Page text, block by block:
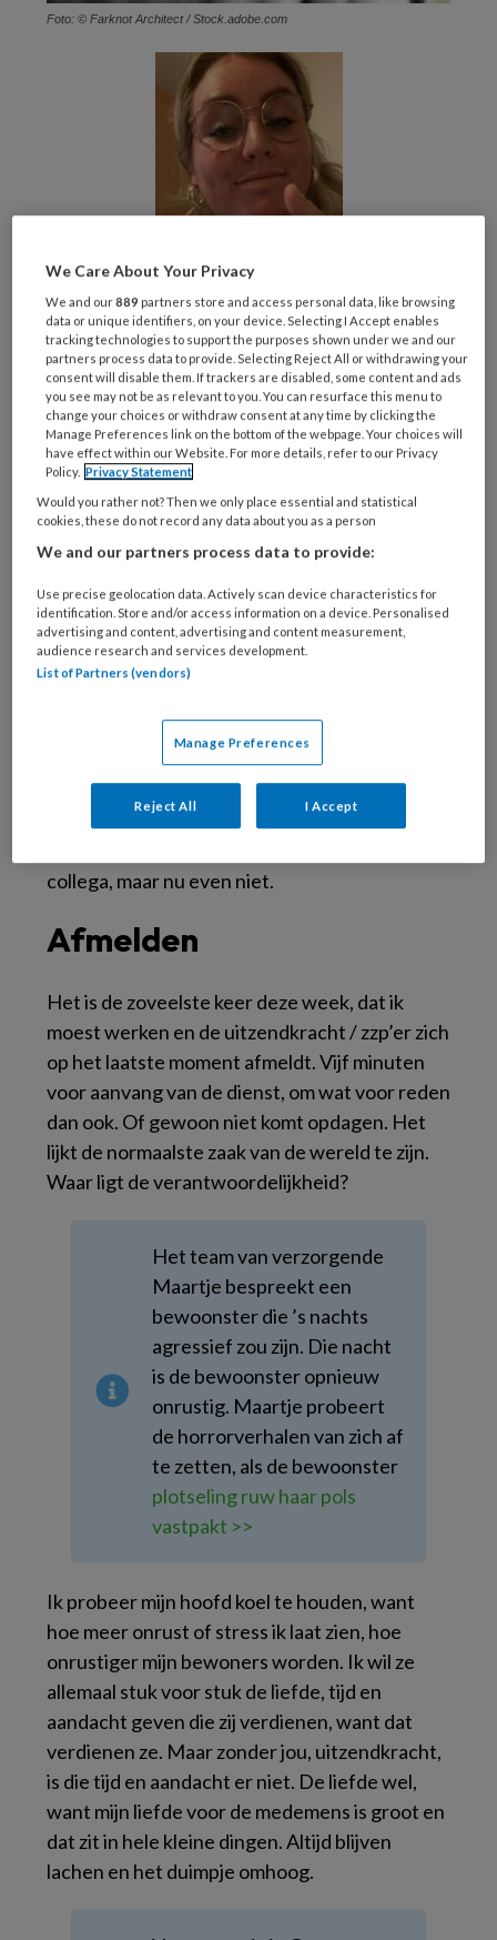
Foto: © Farknot Architect / Stock.adobe.com
Ik lig wakker in mijn bed. Slapen lukt niet. Ik heb
een werkweek gedraaid van 43 uur. Je leest
het goed. 43 uur. Laten we het maar niet
hebben over de uren in de weken hiervoor. Dat
eigen keuze hoor, niemand die mij hiertoe
dwingt.
Druk in het hoofd
Normaal werk ik max 30 uur per week. Dat zijn
niet. Waarom? Ik ben druk in mijn hoofd. Ik kan
mijn werk even niet uitschakelen. Normaal heb
ik daar geen moeite mee, ik sluit mijn dienst af
collega, maar nu even niet.
Afmelden
Het is de zoveelste keer deze week, dat ik
moest werken en de uitzendkracht / zzp’er zich
op het laatste moment afmeldt. Vijf minuten
voor aanvang van de dienst, om wat voor reden
dan ook. Of gewoon niet komt opdagen. Het
lijkt de normaalste zaak van de wereld te zijn.
Waar ligt de verantwoordelijkheid?
Het team van verzorgende
Maartje bespreekt een
bewoonster die ’s nachts
agressief zou zijn. Die nacht
is de bewoonster opnieuw
onrustig. Maartje probeert
de horrorverhalen van zich af
te zetten, als de bewoonster
plotseling ruw haar pols
vastpakt >>
Ik probeer mijn hoofd koel te houden, want
hoe meer onrust of stress ik laat zien, hoe
onrustiger mijn bewoners worden. Ik wil ze
allemaal stuk voor stuk de liefde, tijd en
aandacht geven die zij verdienen, want dat
verdienen ze. Maar zonder jou, uitzendkracht,
is die tijd en aandacht er niet. De liefde wel,
want mijn liefde voor de medemens is groot en
dat zit in hele kleine dingen. Altijd blijven
lachen en het duimpje omhoog.
We Care About Your Privacy
We and our889 partners store and access personal data, like browsing
data or unique identifiers, on your device. Selecting I Accept enables
tracking technologies to support the purposes shown under we and our
partners process data to provide. Selecting Reject All or withdrawing your
consent will disable them. If trackers are disabled, some content and ads
you see may not be as relevant to you. You can resurface this menu to
change your choices or withdraw consent at any time by clicking the
Manage Preferences link on the bottom of the webpage. Your choices will
have effect within our Website. For more details, refer to our Privacy
Policy. Privacy Statement
Would you rather not? Then we only place essential and statistical
cookies, these do not record any data about you as a person
We and our partners process data to provide:
Use precise geolocation data. Actively scan device characteristics for
identification. Store and/or access information on a device. Personalised
advertising and content, advertising and content measurement,
audience research and services development.
List of Partners (vendors)
Manage Preferences
Reject All I Accept